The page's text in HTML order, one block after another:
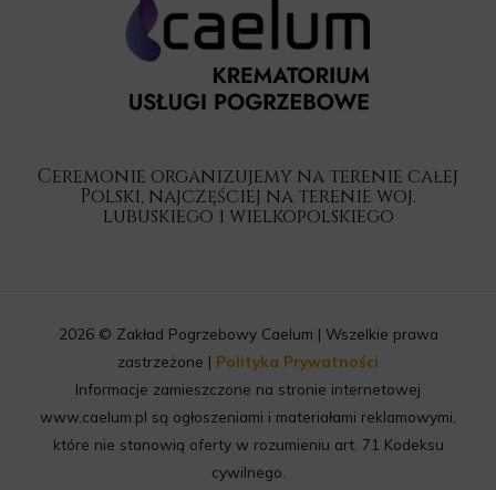
Ceremonie organizujemy na terenie całej
Polski, najczęściej na terenie woj.
lubuskiego i wielkopolskiego
2026 © Zakład Pogrzebowy Caelum | Wszelkie prawa
zastrzeżone | Polityka Prywatności
Informacje zamieszczone na stronie internetowej
www.caelum.pl są ogłoszeniami i materiałami reklamowymi,
które nie stanowią oferty w rozumieniu art. 71 Kodeksu
cywilnego.